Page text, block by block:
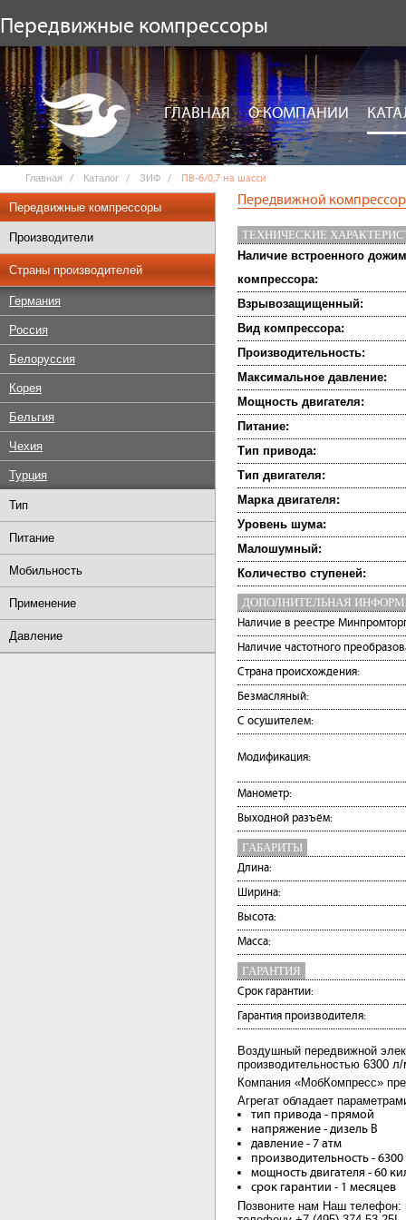
Передвижные компрессоры
ГЛАВНАЯ О КОМПАНИИ
Главная Каталог ЗИФ ПВ-6/0,7 на шасси
Передвижные компрессоры
Производители
Страны производителей
Германия
Россия
Белоруссия
Корея
Бельгия
Чехия
Турция
Тип
Питание
Мобильность
Применение
Давление
Передвижной
ТЕХНИЧЕСКИЕ
Наличие встроенного
компрессора:
Взрывозащищенный:
Вид компрессора:
Производительность:
Максимальное давление:
Мощность двигателя:
Питание:
Тип привода:
Тип двигателя:
Марка двигателя:
Уровень шума:
Малошумный:
Количество ступеней:
ДОПОЛНИТЕЛЬНАЯ
Наличие в реестре
Наличие частотного
Страна происхождения:
Безмасляный:
С осушителем:
Модификация:
Манометр:
Выходной разъём:
ГАБАРИТЫ
Длина:
Ширина:
Высота:
Масса:
ГАРАНТИЯ
Срок гарантии:
Гарантия производителя:
Воздушный передвижной
производительностью 6300
Компания «МобКомпресс»
Агрегат обладает
тип привода - прямой
напряжение - дизель В
давление - 7 атм
производительность -
мощность двигателя - 60
срок гарантии - 1 месяцев
Позвоните нам Наш